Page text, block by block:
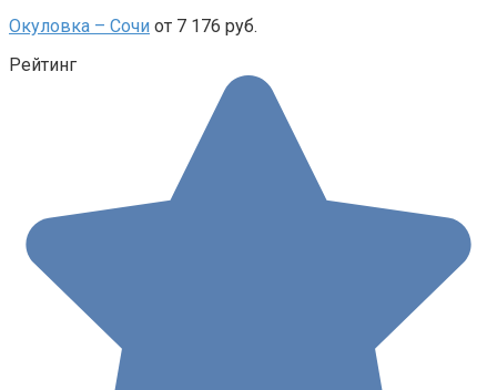
Окуловка – Сочи от 7 176 руб.
Рейтинг